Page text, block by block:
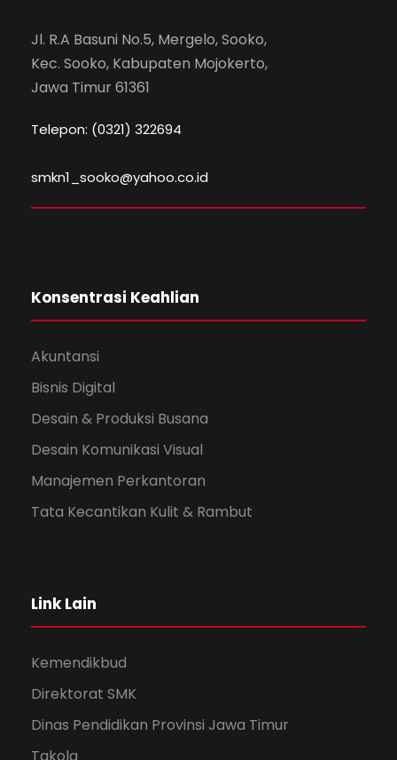
Jl. R.A Basuni No.5, Mergelo, Sooko,
Kec. Sooko, Kabupaten Mojokerto,
Jawa Timur 61361
Telepon: (0321) 322694
smkn1_sooko@yahoo.co.id
Konsentrasi Keahlian
Akuntansi
Bisnis Digital
Desain & Produksi Busana
Desain Komunikasi Visual
Manajemen Perkantoran
Tata Kecantikan Kulit & Rambut
Link Lain
Kemendikbud
Direktorat SMK
Dinas Pendidikan Provinsi Jawa Timur